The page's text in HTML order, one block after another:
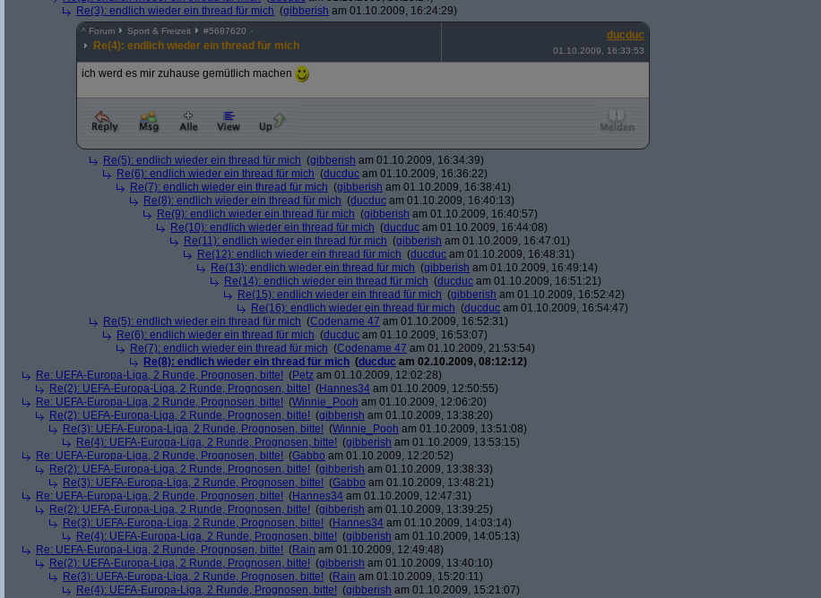
Re(3): endlich wieder ein thread für mich (gibberish am 01.10.2009, 16:24:29)
^ Forum Sport & Freizeit #5687620
Re(4): endlich wieder ein thread für mich
ducduc
01.10.2009, 16:33:53
ich werd es mir zuhause gemütlich machen
Re(5): endlich wieder ein thread für mich (gibberish am 01.10.2009, 16:34:39)
Re(6): endlich wieder ein thread für mich (ducduc am 01.10.2009, 16:36:22)
Re(7): endlich wieder ein thread für mich (gibberish am 01.10.2009, 16:38:41)
Re(8): endlich wieder ein thread für mich (ducduc am 01.10.2009, 16:40:13)
Re(9): endlich wieder ein thread für mich (gibberish am 01.10.2009, 16:40:57)
Re(10): endlich wieder ein thread für mich (ducduc am 01.10.2009, 16:44:08)
Re(11): endlich wieder ein thread für mich (gibberish am 01.10.2009, 16:47:01)
Re(12): endlich wieder ein thread für mich (ducduc am 01.10.2009, 16:48:31)
Re(13): endlich wieder ein thread für mich (gibberish am 01.10.2009, 16:49:14)
Re(14): endlich wieder ein thread für mich (ducduc am 01.10.2009, 16:51:21)
Re(15): endlich wieder ein thread für mich (gibberish am 01.10.2009, 16:52:42)
Re(16): endlich wieder ein thread für mich (ducduc am 01.10.2009, 16:54:47)
Re(5): endlich wieder ein thread für mich (Codename 47 am 01.10.2009, 16:52:31)
Re(6): endlich wieder ein thread für mich (ducduc am 01.10.2009, 16:53:07)
Re(7): endlich wieder ein thread für mich (Codename 47 am 01.10.2009, 21:53:54)
Re(8): endlich wieder ein thread für mich (ducduc am 02.10.2009, 08:12:12)
Re: UEFA-Europa-Liga, 2 Runde, Prognosen, bitte! (Petz am 01.10.2009, 12:02:28)
Re(2): UEFA-Europa-Liga, 2 Runde, Prognosen, bitte! (Hannes34 am 01.10.2009, 12:50:55)
Re: UEFA-Europa-Liga, 2 Runde, Prognosen, bitte! (Winnie_Pooh am 01.10.2009, 12:06:20)
Re(2): UEFA-Europa-Liga, 2 Runde, Prognosen, bitte! (gibberish am 01.10.2009, 13:38:20)
Re(3): UEFA-Europa-Liga, 2 Runde, Prognosen, bitte! (Winnie_Pooh am 01.10.2009, 13:51:08)
Re(4): UEFA-Europa-Liga, 2 Runde, Prognosen, bitte! (gibberish am 01.10.2009, 13:53:15)
Re: UEFA-Europa-Liga, 2 Runde, Prognosen, bitte! (Gabbo am 01.10.2009, 12:20:52)
Re(2): UEFA-Europa-Liga, 2 Runde, Prognosen, bitte! (gibberish am 01.10.2009, 13:38:33)
Re(3): UEFA-Europa-Liga, 2 Runde, Prognosen, bitte! (Gabbo am 01.10.2009, 13:48:21)
Re: UEFA-Europa-Liga, 2 Runde, Prognosen, bitte! (Hannes34 am 01.10.2009, 12:47:31)
Re(2): UEFA-Europa-Liga, 2 Runde, Prognosen, bitte! (gibberish am 01.10.2009, 13:39:25)
Re(3): UEFA-Europa-Liga, 2 Runde, Prognosen, bitte! (Hannes34 am 01.10.2009, 14:03:14)
Re(4): UEFA-Europa-Liga, 2 Runde, Prognosen, bitte! (gibberish am 01.10.2009, 14:05:13)
Re: UEFA-Europa-Liga, 2 Runde, Prognosen, bitte! (Rain am 01.10.2009, 12:49:48)
Re(2): UEFA-Europa-Liga, 2 Runde, Prognosen, bitte! (gibberish am 01.10.2009, 13:40:10)
Re(3): UEFA-Europa-Liga, 2 Runde, Prognosen, bitte! (Rain am 01.10.2009, 15:20:11)
Re(4): UEFA-Europa-Liga, 2 Runde, Prognosen, bitte! (gibberish am 01.10.2009, 15:21:07)